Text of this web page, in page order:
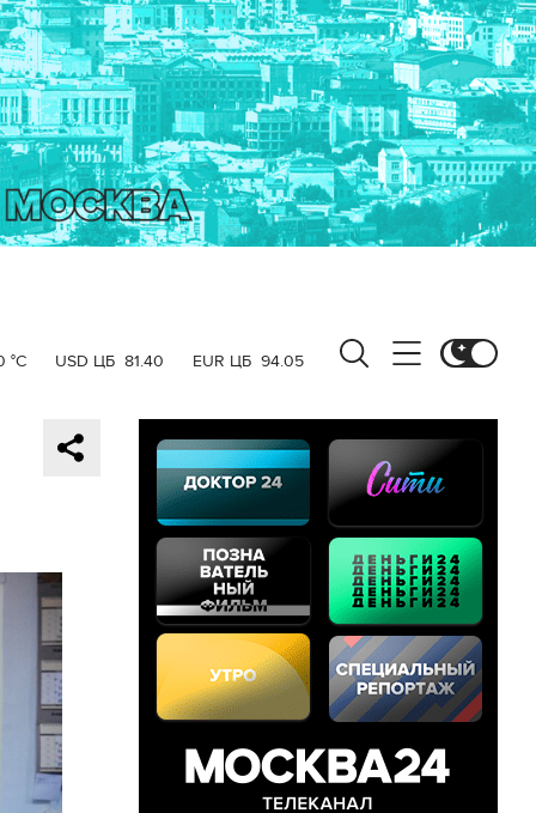
°C USD ЦБ 81.40 EUR ЦБ 94.05